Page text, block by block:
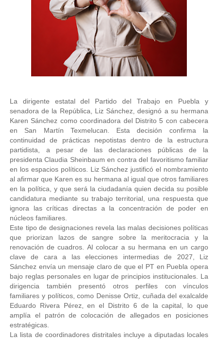
La dirigente estatal del Partido del Trabajo en Puebla y
senadora de la República, Liz Sánchez, designó a su hermana
Karen Sánchez como coordinadora del Distrito 5 con cabecera
en San Martín Texmelucan. Esta decisión confirma la
continuidad de prácticas nepotistas dentro de la estructura
partidista, a pesar de las declaraciones públicas de la
presidenta Claudia Sheinbaum en contra del favoritismo familiar
en los espacios políticos. Liz Sánchez justificó el nombramiento
al afirmar que Karen es su hermana al igual que otros familiares
en la política, y que será la ciudadanía quien decida su posible
candidatura mediante su trabajo territorial, una respuesta que
ignora las críticas directas a la concentración de poder en
núcleos familiares.
Este tipo de designaciones revela las malas decisiones políticas
que priorizan lazos de sangre sobre la meritocracia y la
renovación de cuadros. Al colocar a su hermana en un cargo
clave de cara a las elecciones intermedias de 2027, Liz
Sánchez envía un mensaje claro de que el PT en Puebla opera
bajo reglas personales en lugar de principios institucionales. La
dirigencia también presentó otros perfiles con vínculos
familiares y políticos, como Denisse Ortiz, cuñada del exalcalde
Eduardo Rivera Pérez, en el Distrito 6 de la capital, lo que
amplía el patrón de colocación de allegados en posiciones
estratégicas.
La lista de coordinadores distritales incluye a diputadas locales